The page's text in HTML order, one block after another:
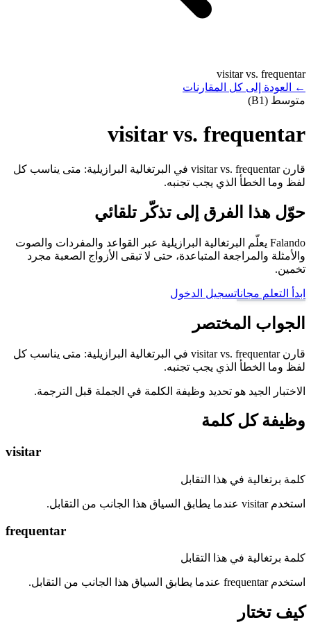
visitar vs. frequentar
←
العودة إلى كل المقارنات
متوسط (B1)
visitar vs. frequentar
قارن visitar vs. frequentar في البرتغالية البرازيلية: متى يناسب كل
لفظ وما الخطأ الذي يجب تجنبه.
حوّل هذا الفرق إلى تذكّر تلقائي
Falando يعلّم البرتغالية البرازيلية عبر القواعد والمفردات والصوت
والأمثلة والمراجعة المتباعدة، حتى لا تبقى الأزواج الصعبة مجرد
تخمين.
ابدأ التعلم مجاناتسجيل الدخول
الجواب المختصر
قارن visitar vs. frequentar في البرتغالية البرازيلية: متى يناسب كل
لفظ وما الخطأ الذي يجب تجنبه.
الاختبار الجيد هو تحديد وظيفة الكلمة في الجملة قبل الترجمة.
وظيفة كل كلمة
visitar
كلمة برتغالية في هذا التقابل
استخدم visitar عندما يطابق السياق هذا الجانب من التقابل.
frequentar
كلمة برتغالية في هذا التقابل
استخدم frequentar عندما يطابق السياق هذا الجانب من التقابل.
كيف تختار